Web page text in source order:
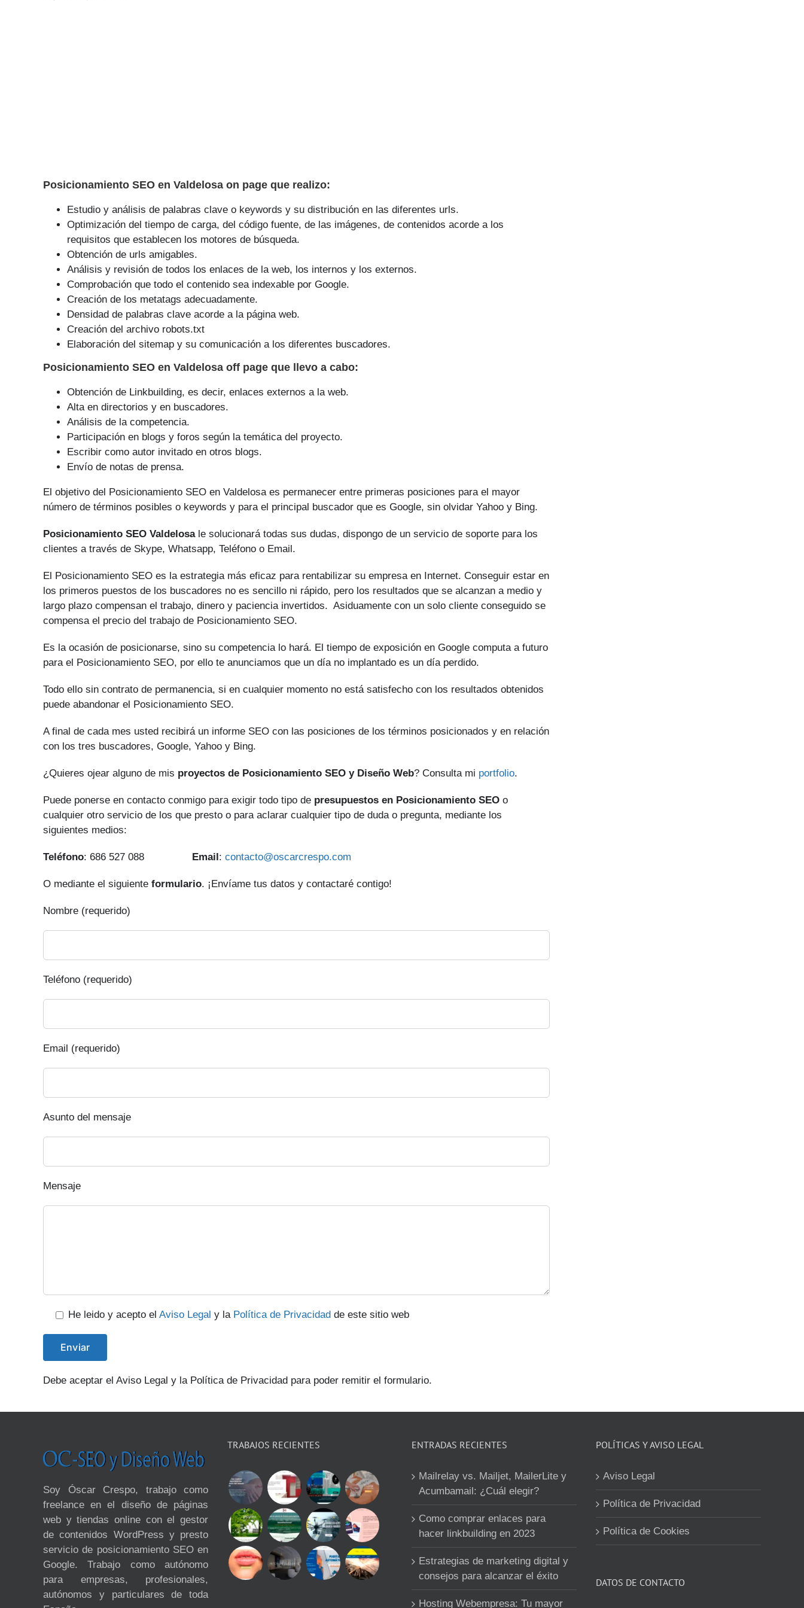
Posicionamiento SEO en Valdelosa on page que realizo:
Estudio y análisis de palabras clave o keywords y su distribución en las diferentes urls.
Optimización del tiempo de carga, del código fuente, de las imágenes, de contenidos acorde a los
requisitos que establecen los motores de búsqueda.
Obtención de urls amigables.
Análisis y revisión de todos los enlaces de la web, los internos y los externos.
Comprobación que todo el contenido sea indexable por Google.
Creación de los metatags adecuadamente.
Densidad de palabras clave acorde a la página web.
Creación del archivo robots.txt
Elaboración del sitemap y su comunicación a los diferentes buscadores.
Posicionamiento SEO en Valdelosa off page que llevo a cabo:
Obtención de Linkbuilding, es decir, enlaces externos a la web.
Alta en directorios y en buscadores.
Análisis de la competencia.
Participación en blogs y foros según la temática del proyecto.
Escribir como autor invitado en otros blogs.
Envío de notas de prensa.
El objetivo del Posicionamiento SEO en Valdelosa es permanecer entre primeras posiciones para el mayor
número de tér­minos posibles o keywords y para el principal buscador que es Google, sin olvidar Yahoo y Bing.
Posicionamiento SEO Valdelosale solucionará todas sus dudas, dispongo de un servicio de soporte para los
clientes a través de Skype, Whatsapp, Teléfono o Email.
El Posicionamiento SEO es la estrategia más eficaz para rentabilizar su empresa en Internet. Conseguir estar en
los primeros puestos de los buscadores no es sencillo ni rápido, pero los resultados que se alcanzan a medio y
largo plazo compensan el trabajo, dinero y paciencia invertidos. Asiduamente con un solo cliente conseguido se
compensa el precio del trabajo de Posicionamiento SEO.
Es la ocasión de posicionarse, sino su competencia lo hará. El tiempo de exposición en Google computa a futuro
para el Posicionamiento SEO, por ello te anunciamos que un día no implantado es un día perdido.
Todo ello sin contrato de permanencia, si en cualquier momento no está satisfecho con los resultados obtenidos
puede abandonar el Posicionamiento SEO.
A final de cada mes usted recibirá un informe SEO con las posiciones de los términos posicionados y en relación
con los tres buscadores, Google, Yahoo y Bing.
¿Quieres ojear alguno de mis proyectos de Posicionamiento SEO y Diseño Web? Consulta mi portfolio.
Puede ponerse en contacto conmigo para exigir todo tipo de presupuestos en Posicionamiento SEO o
cualquier otro servicio de los que presto o para aclarar cualquier tipo de duda o pregunta, mediante los
siguientes medios:
Teléfono: 686 527 088 Email: contacto@oscarcrespo.com
O mediante el siguiente formulario. ¡Envíame tus datos y contactaré contigo!
Nombre (requerido)
Teléfono (requerido)
Email (requerido)
Asunto del mensaje
Mensaje
He leido y acepto el Aviso Legal y la Política de Privacidad de este sitio web
Debe aceptar el Aviso Legal y la Política de Privacidad para poder remitir el formulario.
Soy Óscar Crespo, trabajo como
freelance en el diseño de páginas
web y tiendas online con el gestor
de contenidos WordPress y presto
servicio de posicionamiento SEO en
Google. Trabajo como autónomo
para empresas, profesionales,
autónomos y particulares de toda
TRABAJOS RECIENTES ENTRADAS RECIENTES
Mailrelay vs. Mailjet, MailerLite y
Acumbamail: ¿Cuál elegir?
Como comprar enlaces para
hacer linkbuilding en 2023
Estrategias de marketing digital y
consejos para alcanzar el éxito
Hosting Webempresa: Tu mayor
POLÍTICAS Y AVISO LEGAL
Aviso Legal
Política de Privacidad
Política de Cookies
DATOS DE CONTACTO